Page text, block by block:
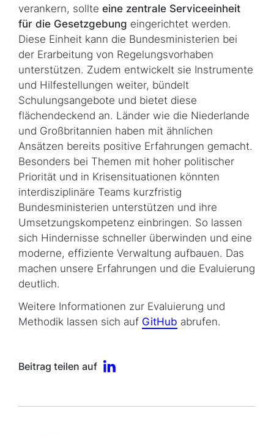
verankern, sollte eine zentrale Serviceeinheit
für die Gesetzgebung eingerichtet werden.
Diese Einheit kann die Bundesministerien bei
der Erarbeitung von Regelungsvorhaben
unterstützen. Zudem entwickelt sie Instrumente
und Hilfestellungen weiter, bündelt
Schulungsangebote und bietet diese
flächendeckend an. Länder wie die Niederlande
und Großbritannien haben mit ähnlichen
Ansätzen bereits positive Erfahrungen gemacht.
Besonders bei Themen mit hoher politischer
Priorität und in Krisensituationen könnten
interdisziplinäre Teams kurzfristig
Bundesministerien un­ter­stüt­zen und ihre
Umsetzungskompetenz einbringen. So lassen
sich Hindernisse schneller überwinden und eine
moderne, effiziente Verwaltung aufbauen. Das
machen unsere Erfahrungen und die Evaluierung
deutlich.
Weitere Informationen zur Evaluierung und
Methodik lassen sich auf GitHub abrufen.
Beitrag teilen auf